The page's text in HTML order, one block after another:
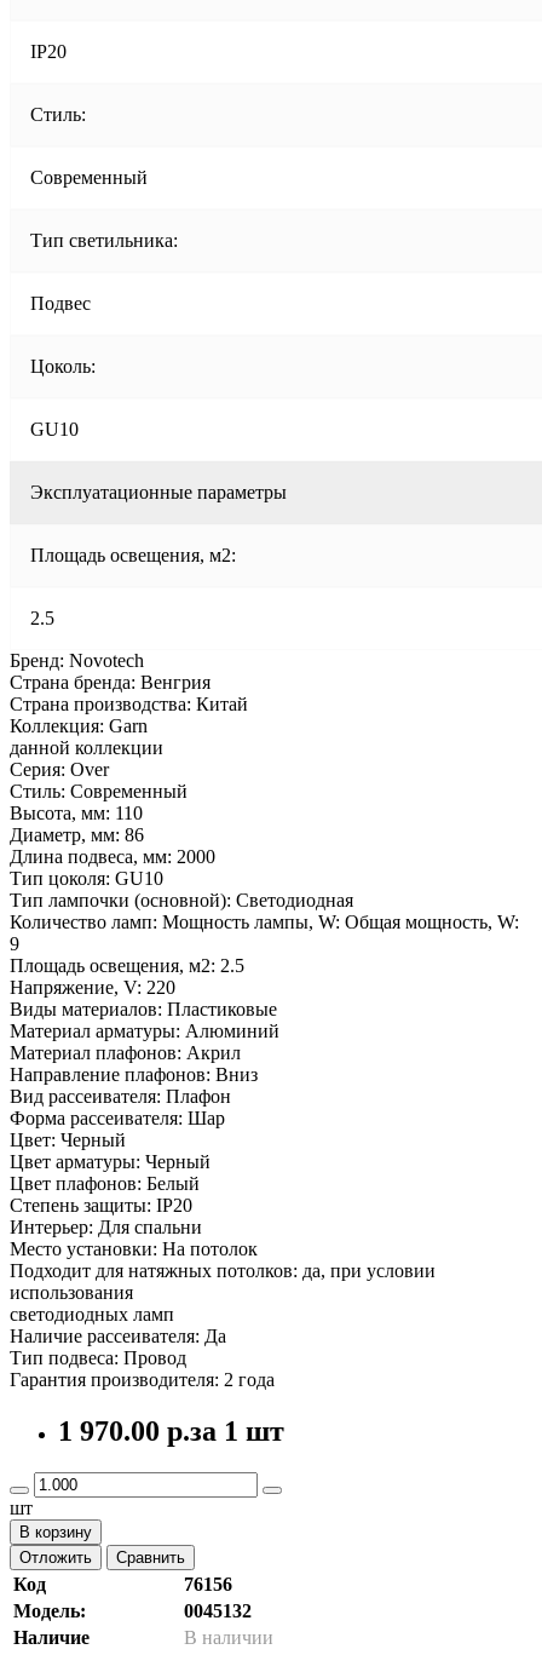
IP20
Стиль:
Современный
Тип светильника:
Подвес
Цоколь:
GU10
Эксплуатационные параметры
Площадь освещения, м2:
2.5
Бренд: Novotech
Страна бренда: Венгрия
Страна производства: Китай
Коллекция: Garn
данной коллекции
Серия: Over
Стиль: Современный
Высота, мм: 110
Диаметр, мм: 86
Длина подвеса, мм: 2000
Тип цоколя: GU10
Тип лампочки (основной): Светодиодная
Количество ламп: Мощность лампы, W: Общая мощность, W:
9
Площадь освещения, м2: 2.5
Напряжение, V: 220
Виды материалов: Пластиковые
Материал арматуры: Алюминий
Материал плафонов: Акрил
Направление плафонов: Вниз
Вид рассеивателя: Плафон
Форма рассеивателя: Шар
Цвет: Черный
Цвет арматуры: Черный
Цвет плафонов: Белый
Степень защиты: IP20
Интерьер: Для спальни
Место установки: На потолок
Подходит для натяжных потолков: да, при условии
использования
светодиодных ламп
Наличие рассеивателя: Да
Тип подвеса: Провод
Гарантия производителя: 2 года
1 970.00 р.за 1 шт
шт
В корзину
Отложить
Сравнить
Код
76156
Модель:
0045132
Наличие
В наличии